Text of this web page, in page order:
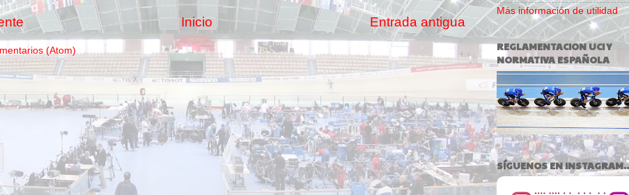
Entrada antigua
Inicio
(Atom)
Más información de utilidad
REGLAMENTACION UCI Y
NORMATIVA ESPAÑOLA
SÍGUENOS EN